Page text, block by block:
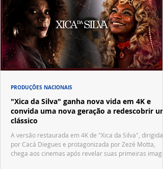
"Xica da Silva" ganha nova vida em 4K e
convida uma nova geração a redescobrir um
clássico
A versão restaurada em 4K de "Xica da Silva", dirigida
por Cacá Diegues e protagonizada por Zezé Motta,
chega aos cinemas após revelar suas primeiras
PRODUÇÕES NACIONAIS